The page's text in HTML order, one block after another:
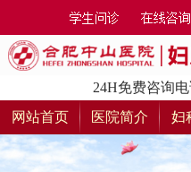
24H免费咨询电
网站首页
医院简介 妇